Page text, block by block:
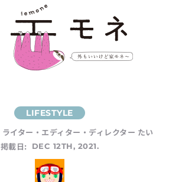
ライター・エディター・ディレクター たい
掲載日:
DEC 12TH, 2021.